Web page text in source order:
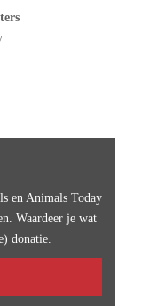
en Animals Today
Waardeer je wat
donatie.